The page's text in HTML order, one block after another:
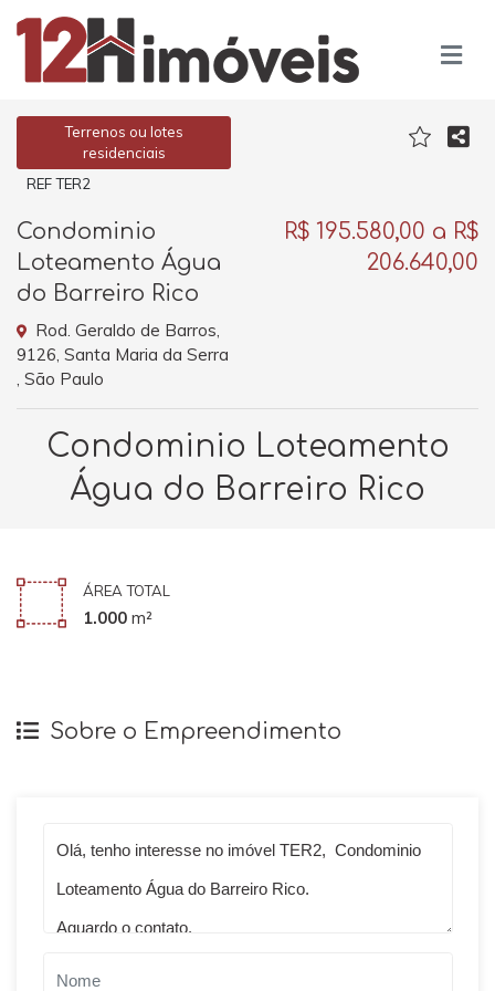
Terrenos ou lotes
residenciais
REF TER2
Condominio
Loteamento Água
do Barreiro Rico
Rod. Geraldo de Barros,
9126, Santa Maria da Serra
, São Paulo
R$ 195.580,00 a R$
206.640,00
Condominio Loteamento
Água do Barreiro Rico
ÁREA TOTAL
1.000 m²
Sobre o Empreendimento